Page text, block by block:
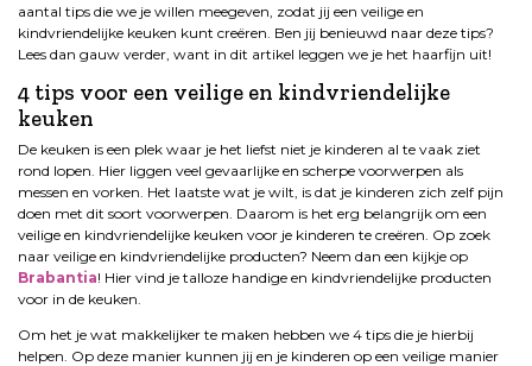
aantal tips die we je willen meegeven, zodat jij een veilige en
kindvriendelijke keuken kunt creëren. Ben jij benieuwd naar deze tips?
Lees dan gauw verder, want in dit artikel leggen we je het haarfijn uit!
4 tips voor een veilige en kindvriendelijke
keuken
De keuken is een plek waar je het liefst niet je kinderen al te vaak ziet
rond lopen. Hier liggen veel gevaarlijke en scherpe voorwerpen als
messen en vorken. Het laatste wat je wilt, is dat je kinderen zich zelf pijn
doen met dit soort voorwerpen. Daarom is het erg belangrijk om een
veilige en kindvriendelijke keuken voor je kinderen te creëren. Op zoek
naar veilige en kindvriendelijke producten? Neem dan een kijkje op
Brabantia! Hier vind je talloze handige en kindvriendelijke producten
voor in de keuken.
Om het je wat makkelijker te maken hebben we 4 tips die je hierbij
helpen. Op deze manier kunnen jij en je kinderen op een veilige manier